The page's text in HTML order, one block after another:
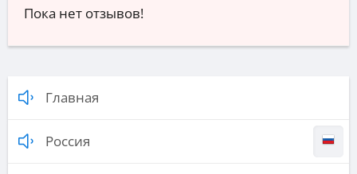
Пока нет отзывов!
Главная
Россия